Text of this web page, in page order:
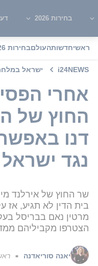
בחירות 2026
ראשיחדשותהעולםבחירות 2026
i24NEWS ישראל
אחרי
החוץ של
דנו
נגד ישראל
שר החוץ של אירלנד
בית הדין לא תגיע, אז
מרטין נאם בבריסל
הצטרפו מקביליהם
יאנה סוריאדנה ■